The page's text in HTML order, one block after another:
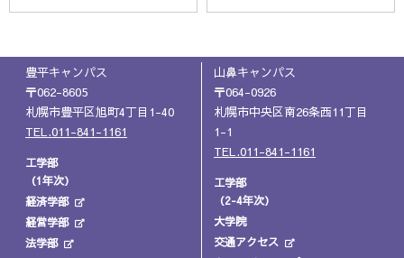
豊平キャンパス
〒062-8605
札幌市豊平区旭町4丁目1-40
TEL.011-841-1161
工学部
（1年次）
経済学部
経営学部
法学部
山鼻キャンパス
〒064-0926
札幌市中央区南26条西11丁目
1-1
TEL.011-841-1161
工学部
（2-4年次）
大学院
交通アクセス